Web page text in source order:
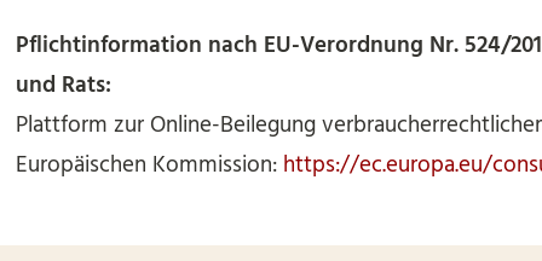
Pflichtinformation nach EU-Verordnung Nr. 524/
und Rats:
Plattform zur Online-Beilegung
Europäischen Kommission: https://ec.europa.eu/